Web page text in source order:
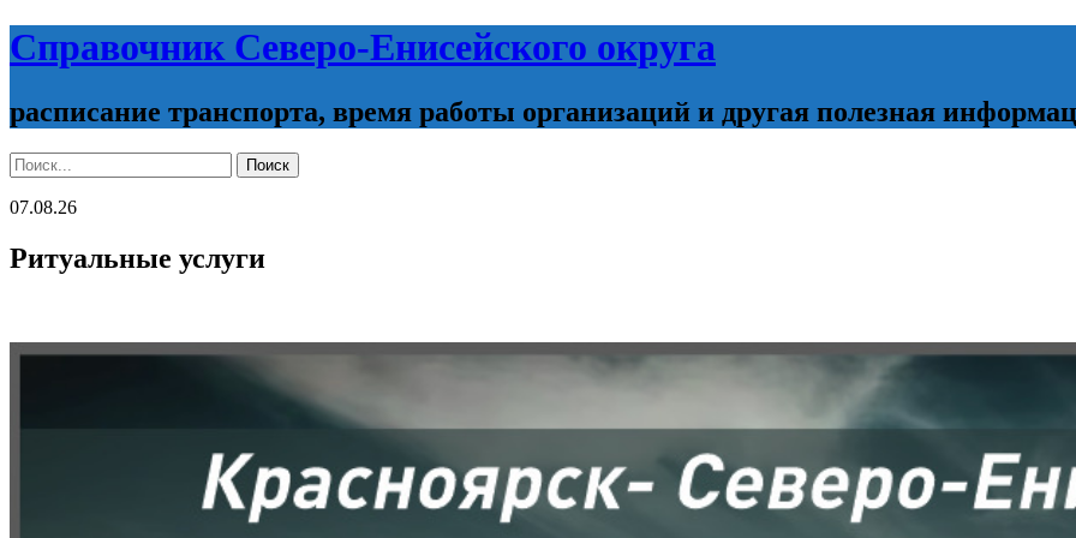
Справочник Северо-Енисейского округа
расписание транспорта, время работы организаций и другая полезная
Поиск: Поиск
07.08.26
Ритуальные услуги